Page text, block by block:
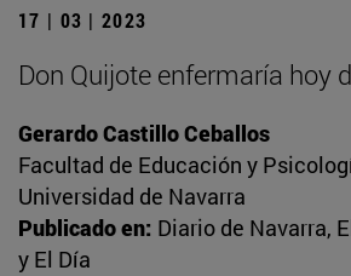
17 | 03 | 2023
Don Quijote enfermaría hoy
Gerardo Castillo Ceballos
Facultad de Educación y
Universidad de Navarra
Publicado en: Diario de Navarra,
y El Día